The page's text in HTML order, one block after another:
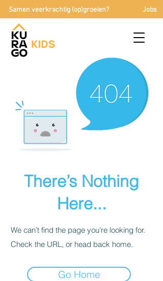
Samen veerkrachtig (op)groeien? Jobs
There’s Nothing
Here...
We can’t find the page you’re looking for.
Check the URL, or head back home.
Go Home